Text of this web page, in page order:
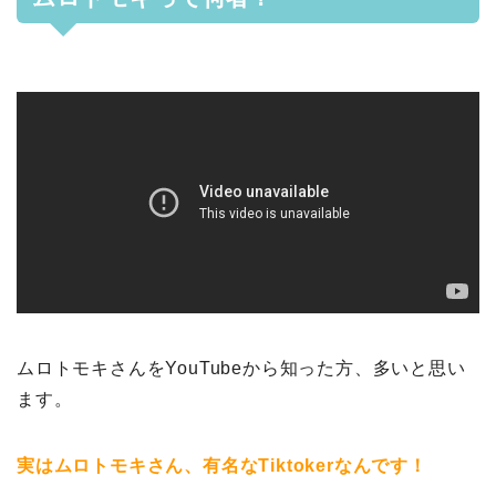
ムロトモキさんをYouTubeから知った方、多いと思い
ます。
実はムロトモキさん、有名なTiktokerなんです！